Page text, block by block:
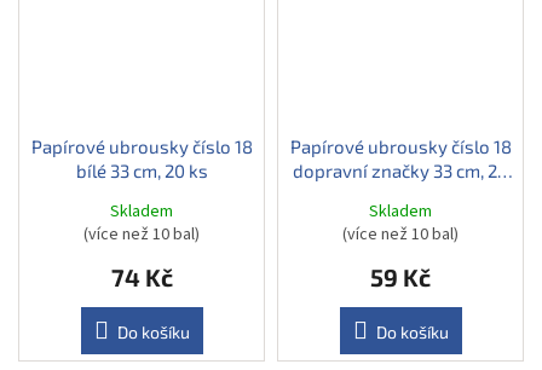
Papírové ubrousky číslo 18
bílé 33 cm, 20 ks
Skladem
(více než 10 bal)
74 Kč
Do košíku
Papírové ubrousky číslo 18
dopravní značky 33 cm, 20
Skladem
(více než 10 bal)
59 Kč
Do košíku